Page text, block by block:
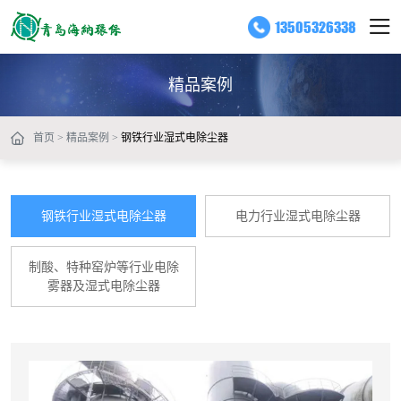
13505326338
钢
铁
湿
电
精品案例
精品案例
首页 精品案例 钢铁行业湿式电除尘器
钢铁行业湿式电除尘器 电力行业湿式电除尘器
制酸、特种窑炉等行业电除
雾器及湿式电除尘器